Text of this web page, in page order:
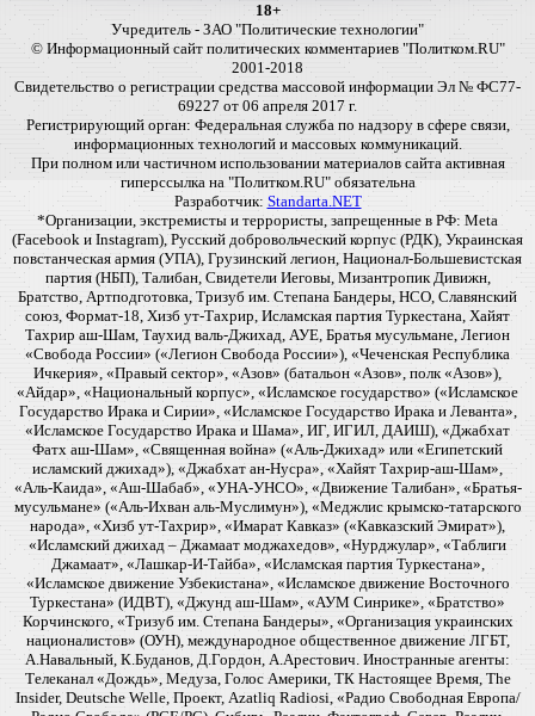
18+
Учредитель - ЗАО "Политические технологии"
© Информационный сайт политических комментариев "Политком.RU"
2001-2018
Свидетельство о регистрации средства массовой информации Эл № ФС77-
69227 от 06 апреля 2017 г.
Регистрирующий орган: Федеральная служба по надзору в сфере связи,
информационных технологий и массовых коммуникаций.
При полном или частичном использовании материалов сайта активная
гиперссылка на "Политком.RU" обязательна
Разработчик: Standarta.NET
*Организации, экстремисты и террористы, запрещенные в РФ: Meta
(Facebook и Instagram), Русский добровольческий корпус (РДК), Украинская
повстанческая армия (УПА), Грузинский легион, Национал-Большевистская
партия (НБП), Талибан, Свидетели Иеговы, Мизантропик Дивижн,
Братство, Артподготовка, Тризуб им. Степана Бандеры, НСО, Славянский
союз, Формат-18, Хизб ут-Тахрир, Исламская партия Туркестана, Хайят
Тахрир аш-Шам, Таухид валь-Джихад, АУЕ, Братья мусульмане, Легион
«Свобода России» («Легион Свобода России»), «Чеченская Республика
Ичкерия», «Правый сектор», «Азов» (батальон «Азов», полк «Азов»),
«Айдар», «Национальный корпус», «Исламское государство» («Исламское
Государство Ирака и Сирии», «Исламское Государство Ирака и Леванта»,
«Исламское Государство Ирака и Шама», ИГ, ИГИЛ, ДАИШ), «Джабхат
Фатх аш-Шам», «Священная война» («Аль-Джихад» или «Египетский
исламский джихад»), «Джабхат ан-Нусра», «Хайят Тахрир-аш-Шам»,
«Аль-Каида», «Аш-Шабаб», «УНА-УНСО», «Движение Талибан», «Братья-
мусульмане» («Аль-Ихван аль-Муслимун»), «Меджлис крымско-татарского
народа», «Хизб ут-Тахрир», «Имарат Кавказ» («Кавказский Эмират»),
«Исламский джихад – Джамаат моджахедов», «Нурджулар», «Таблиги
Джамаат», «Лашкар-И-Тайба», «Исламская партия Туркестана»,
«Исламское движение Узбекистана», «Исламское движение Восточного
Туркестана» (ИДВТ), «Джунд аш-Шам», «АУМ Синрике», «Братство»
Корчинского, «Тризуб им. Степана Бандеры», «Организация украинских
националистов» (ОУН), международное общественное движение ЛГБТ,
А.Навальный, К.Буданов, Д.Гордон, А.Арестович. Иностранные агенты:
Телеканал «Дождь», Медуза, Голос Америки, ТК Настоящее Время, The
Insider, Deutsche Welle, Проект, Azatliq Radiosi, «Радио Свободная Европа/